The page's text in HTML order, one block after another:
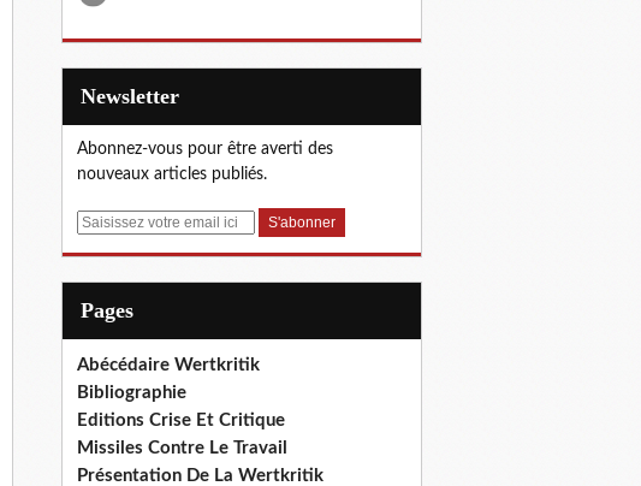
Newsletter
Abonnez-vous pour être averti des
nouveaux articles publiés.
E
Pages
Abécédaire Wertkritik
Bibliographie
Editions Crise Et Critique
Missiles Contre Le Travail
Présentation De La Wertkritik